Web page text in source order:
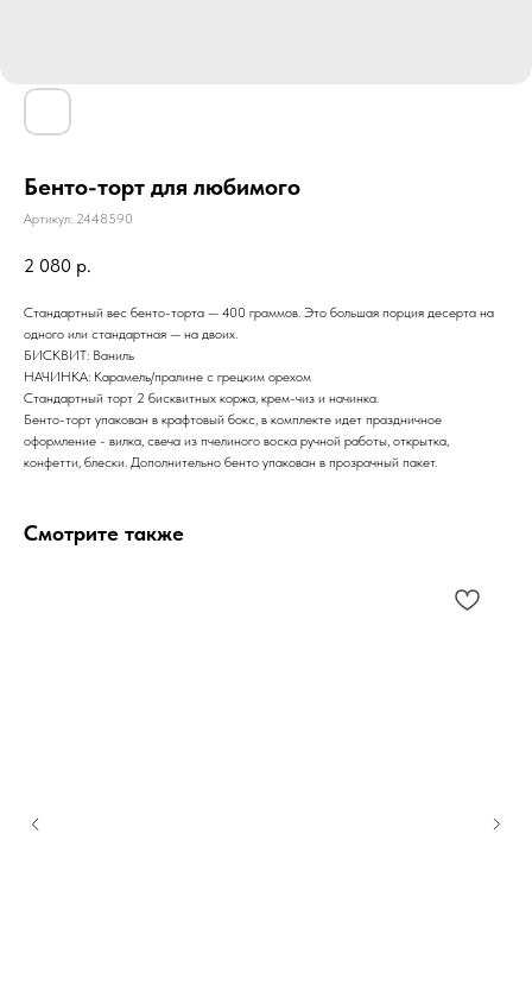
Бенто-торт для любимого
Артикул: 2448590
2 080 р.
Стандартный вес бенто-торта — 400 граммов. Это большая порция десерта на
одного или стандартная — на двоих.
БИСКВИТ: Ваниль
НАЧИНКА: Карамель/пралине с грецким орехом
Стандартный торт 2 бисквитных коржа, крем-чиз и начинка.
Бенто-торт упакован в крафтовый бокс, в комплекте идет праздничное
оформление - вилка, свеча из пчелиного воска ручной работы, открытка,
конфетти, блески. Дополнительно бенто упакован в прозрачный пакет.
Смотрите также